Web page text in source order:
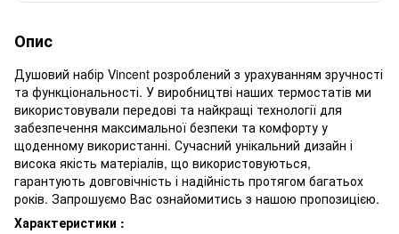
Опис
Душовий набір Vincent розроблений з урахуванням зручності
та функціональності. У виробництві наших термостатів ми
використовували передові та найкращі технології для
забезпечення максимальної безпеки та комфорту у
щоденному використанні. Сучасний унікальний дизайн і
висока якість матеріалів, що використовуються,
гарантують довговічність і надійність протягом багатьох
років. Запрошуємо Вас ознайомитись з нашою пропозицією.
Характеристики :